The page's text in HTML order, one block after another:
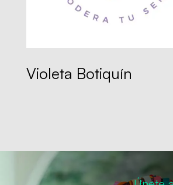
Violeta Botiquín